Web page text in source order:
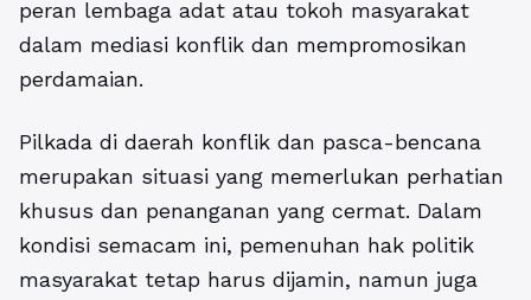
peran lembaga adat atau tokoh masyarakat
dalam mediasi konflik dan mempromosikan
perdamaian.
Pilkada di daerah konflik dan pasca-bencana
merupakan situasi yang memerlukan perhatian
khusus dan penanganan yang cermat. Dalam
kondisi semacam ini, pemenuhan hak politik
masyarakat tetap harus dijamin, namun juga